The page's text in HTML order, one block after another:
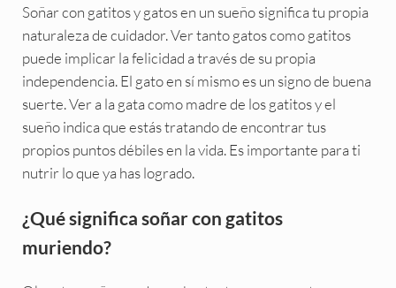
Soñar con gatitos y gatos en un sueño significa tu propia
naturaleza de cuidador. Ver tanto gatos como gatitos
puede implicar la felicidad a través de su propia
independencia. El gato en sí mismo es un signo de buena
suerte. Ver a la gata como madre de los gatitos y el
sueño indica que estás tratando de encontrar tus
propios puntos débiles en la vida. Es importante para ti
nutrir lo que ya has logrado.
¿Qué significa soñar con gatitos
muriendo?